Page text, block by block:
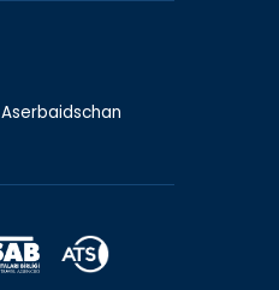
Aserbaidschan